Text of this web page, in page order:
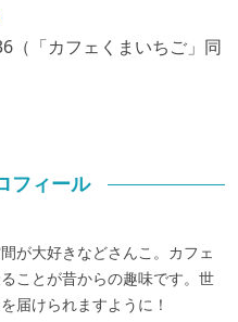
（「カフェくまいちご」同
フィール
が大好きなどさんこ。カフェ
ことが昔からの趣味です。世
届けられますように！